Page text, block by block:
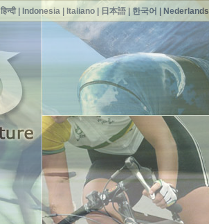
हिन्दी| Indonesia| Italiano| 日本語| 한국어 Nederlands